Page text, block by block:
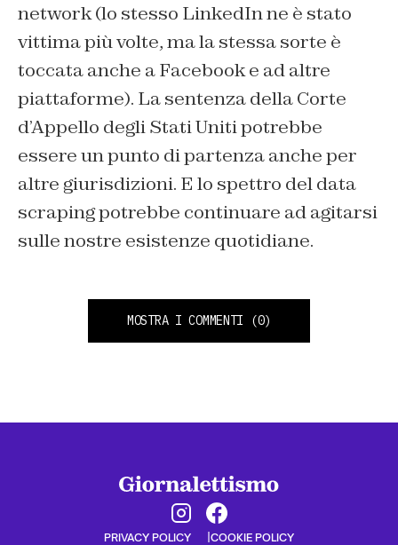
network (lo stesso LinkedIn ne è stato
vittima più volte, ma la stessa sorte è
toccata anche a Facebook e ad altre
piattaforme). La sentenza della Corte
d’Appello degli Stati Uniti potrebbe
essere un punto di partenza anche per
altre giurisdizioni. E lo spettro del data
scraping potrebbe continuare ad agitarsi
sulle nostre esistenze quotidiane.
MOSTRA I COMMENTI (0)
PRIVACY POLICY COOKIE POLICY